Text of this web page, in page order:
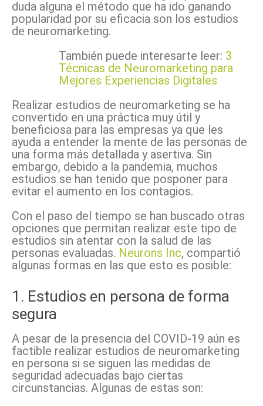
duda alguna el método que ha ido ganando
popularidad por su eficacia son los estudios
de neuromarketing.
También puede interesarte leer: 3
Técnicas de Neuromarketing para
Mejores Experiencias Digitales
Realizar estudios de neuromarketing se ha
convertido en una práctica muy útil y
beneficiosa para las empresas ya que les
ayuda a entender la mente de las personas de
una forma más detallada y asertiva. Sin
embargo, debido a la pandemia, muchos
estudios se han tenido que posponer para
evitar el aumento en los contagios.
Con el paso del tiempo se han buscado otras
opciones que permitan realizar este tipo de
estudios sin atentar con la salud de las
personas evaluadas. Neurons Inc, compartió
algunas formas en las que esto es posible:
1. Estudios en persona de forma
segura
A pesar de la presencia del COVID-19 aún es
factible realizar estudios de neuromarketing
en persona si se siguen las medidas de
seguridad adecuadas bajo ciertas
circunstancias. Algunas de estas son: